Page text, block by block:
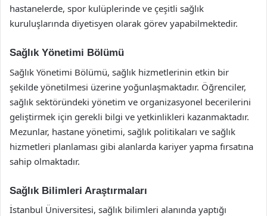
hastanelerde, spor kulüplerinde ve çeşitli sağlık
kuruluşlarında diyetisyen olarak görev yapabilmektedir.
Sağlık Yönetimi Bölümü
Sağlık Yönetimi Bölümü, sağlık hizmetlerinin etkin bir
şekilde yönetilmesi üzerine yoğunlaşmaktadır. Öğrenciler,
sağlık sektöründeki yönetim ve organizasyonel becerilerini
geliştirmek için gerekli bilgi ve yetkinlikleri kazanmaktadır.
Mezunlar, hastane yönetimi, sağlık politikaları ve sağlık
hizmetleri planlaması gibi alanlarda kariyer yapma fırsatına
sahip olmaktadır.
Sağlık Bilimleri Araştırmaları
İstanbul Üniversitesi, sağlık bilimleri alanında yaptığı